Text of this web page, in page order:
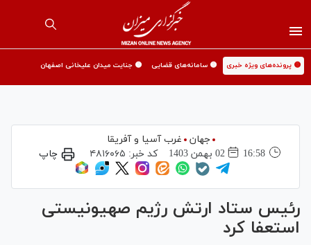
🟡 پرونده‌های ویژه خبری 🟡 سامانه‌های قضایی 🟡 جنایت میدان علیخانی اصفهان
جهان
غرب آسیا و آفریقا
16:58
02 بهمن 1403 کد خبر: ۴۸۱۶۰۶۵ چاپ
رئیس ستاد ارتش رژیم صهیونیستی
استعفا کرد